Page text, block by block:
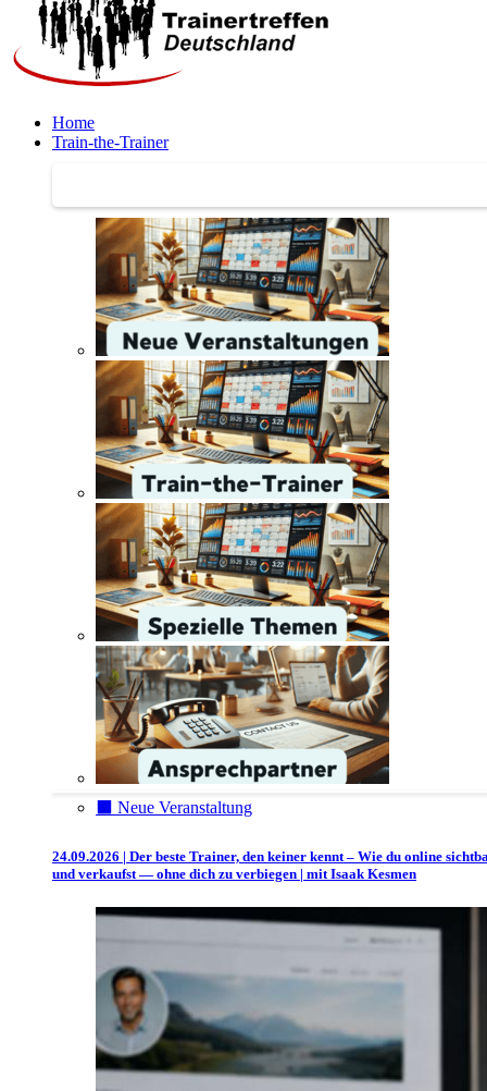
Home
Train-the-Trainer
⬛️ Neue Veranstaltung
24.09.2026 | Der beste Trainer, den keiner kennt – Wie du online
und verkaufst — ohne dich zu verbiegen | mit Isaak Kesmen